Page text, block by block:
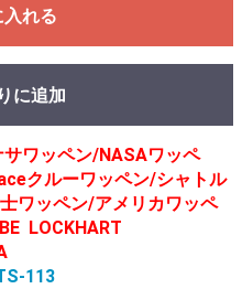
入れる
に追加
ワッペン/NASAワッペ
クルーワッペン/シャトル
ワッペン/アメリカワッペ
LOCKHART
113